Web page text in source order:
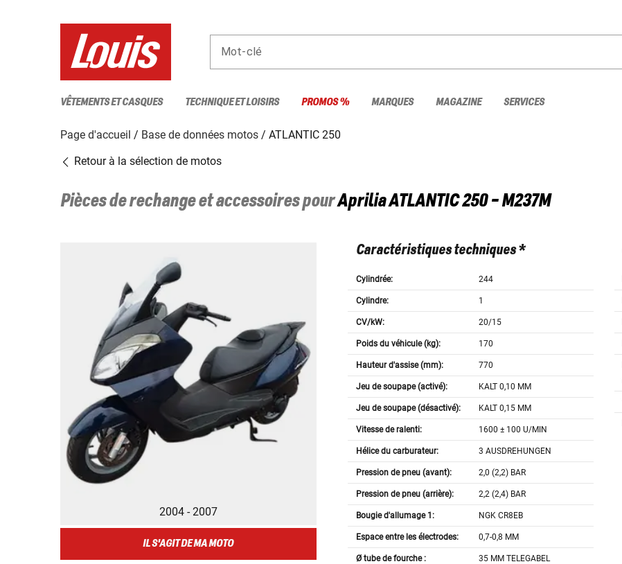
Mot-clé
VÊTEMENTS ET CASQUES TECHNIQUE ET LOISIRS PROMOS % MARQUES MAGAZINE SERVICES
Page d'accueil Base de données motos
ATLANTIC 250
Retour à la sélection de motos
Pièces de rechange et accessoires pourApriliaATLANTIC 250 - M237M
2004 - 2007
IL S'AGIT DE MA MOTO
Caractéristiques techniques *
Cylindrée: 244
Cylindre: 1
CV/kW: 20/15
Poids du véhicule (kg): 170
Hauteur d'assise (mm): 770
Jeu de soupape (activé): KALT 0,10 MM
Jeu de soupape (désactivé): KALT 0,15 MM
Vitesse de ralenti: 1600 ± 100 U/MIN
Hélice du carburateur: 3 AUSDREHUNGEN
Pression de pneu (avant): 2,0 (2,2) BAR
Pression de pneu (arrière): 2,2 (2,4) BAR
Bougie d'allumage 1: NGK CR8EB
Espace entre les électrodes: 0,7-0,8 MM
Ø tube de fourche : 35 MM TELEGABEL